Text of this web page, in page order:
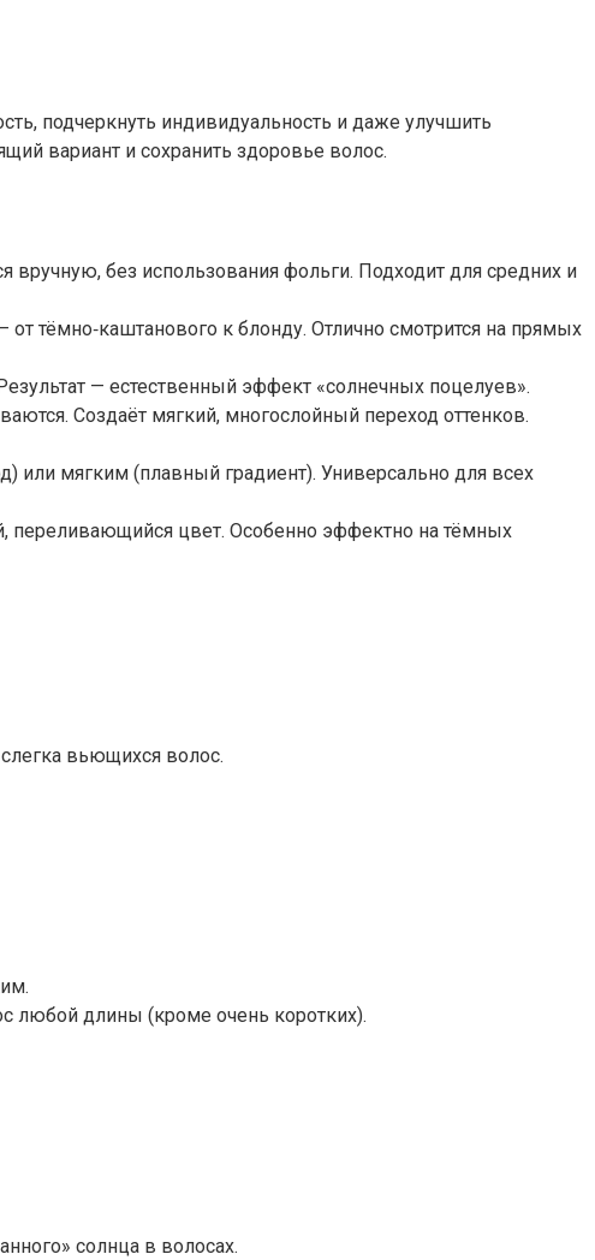
подчеркнуть индивидуальность и даже улучшить
вариант и сохранить здоровье волос.
вручную, без использования фольги. Подходит для средних и
тёмно‑каштанового к блонду. Отлично смотрится на прямых
— естественный эффект «солнечных поцелуев».
Создаёт мягкий, многослойный переход оттенков.
или мягким (плавный градиент). Универсально для всех
переливающийся цвет. Особенно эффектно на тёмных
вьющихся волос.
любой длины (кроме очень коротких).
солнца в волосах.